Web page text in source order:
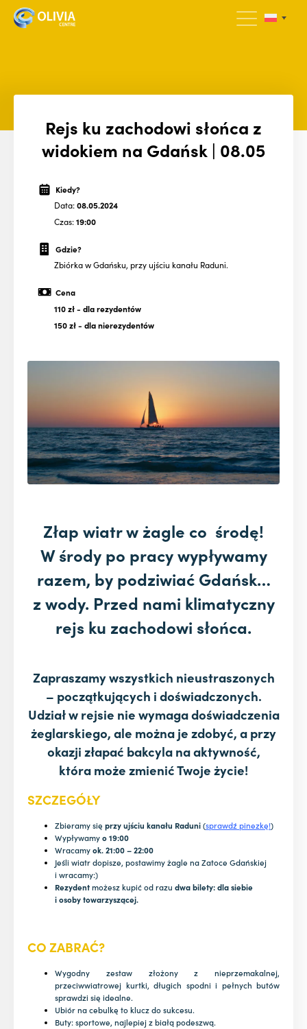
Rejs ku zachodowi słońca z
widokiem na Gdańsk | 08.05
Kiedy?
Data:08.05.2024
Czas:19:00
Gdzie?
Zbiórka w Gdańsku, przy ujściu kanału Raduni.
Cena
110 zł- dla rezydentów
150 zł- dla nierezydentów
Złap wiatr w żagle co środę!
W środy po pracy wypływamy
razem, by podziwiać Gdańsk…
z wody. Przed nami klimatyczny
rejs ku zachodowi słońca.
Zapraszamy wszystkich nieustraszonych
– początkujących i doświadczonych.
Udział w rejsie nie wymaga doświadczenia
żeglarskiego, ale można je zdobyć, a przy
okazji złapać bakcyla na aktywność,
która może zmienić Twoje życie!
SZCZEGÓŁY
Zbieramy się przy ujściu kanału Raduni(sprawdź pinezkę!)
Wypływamyo 19:00
Wracamyok. 21:00 – 22:00
Jeśli wiatr dopisze, postawimy żagle na Zatoce Gdańskiej
i wracamy:)
Rezydentmożesz kupić od razu dwa bilety: dla siebie
i osoby towarzyszącej.
CO ZABRAĆ?
Wygodny zestaw złożony z nieprzemakalnej,
przeciwwiatrowej kurtki, długich spodni i pełnych butów
sprawdzi się idealne.
Ubiór na cebulkę to klucz do sukcesu.
Buty: sportowe, najlepiej z białą podeszwą.